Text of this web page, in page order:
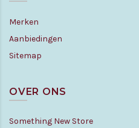
Merken
Aanbiedingen
Sitemap
OVER ONS
Something New Store